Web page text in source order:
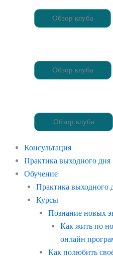
Обзор клуба
Обзор клуба
Обзор клуба
Консультация
Практика выходного дня
Обучение
Практика выходного
Курсы
Познание новых
Как жить по
онлайн
Как полюбить